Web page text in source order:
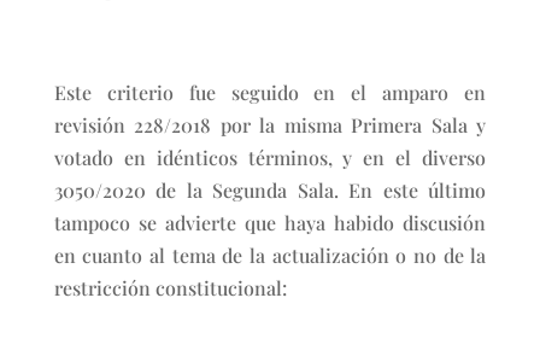
Este criterio fue seguido en el amparo en
revisión 228/2018 por la misma Primera Sala y
votado en idénticos términos, y en el diverso
3050/2020 de la Segunda Sala. En este último
tampoco se advierte que haya habido discusión
en cuanto al tema de la actualización o no de la
restricción constitucional: